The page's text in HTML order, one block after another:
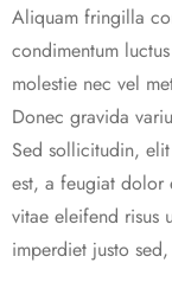
Aliquam fringilla
condimentum
molestie nec vel
Donec gravida
Sed sollicitudin,
est, a feugiat dolor
vitae eleifend risus
imperdiet justo